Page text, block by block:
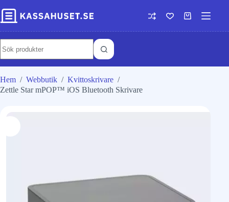
Hem / Webbutik / Kvittoskrivare /
Zettle Star mPOP™ iOS Bluetooth Skrivare